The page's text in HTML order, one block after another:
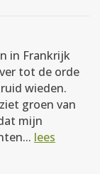
in Frankrijk
tot de orde
wieden.
groen van
mijn
lees